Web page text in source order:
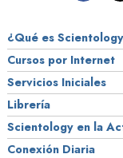
¿Qué es
Cursos por Internet
Servicios Iniciales
Librería
Scientology en la
Conexión Diaria